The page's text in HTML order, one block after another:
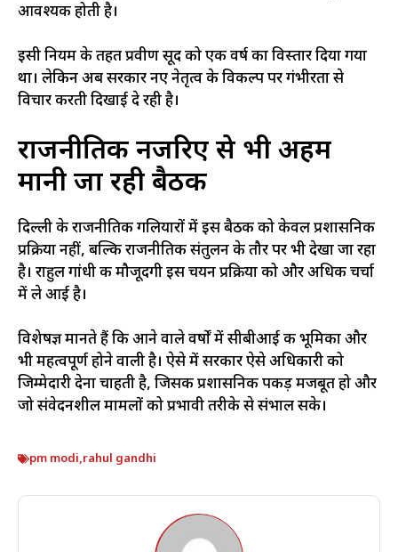
आवश्यक होती है।
इसी नियम के तहत प्रवीण सूद को एक वर्ष का विस्तार दिया गया
था। लेकिन अब सरकार नए नेतृत्व के विकल्प पर गंभीरता से
विचार करती दिखाई दे रही है।
राजनीतिक नजरिए से भी अहम
मानी जा रही बैठक
दिल्ली के राजनीतिक गलियारों में इस बैठक को केवल प्रशासनिक
प्रक्रिया नहीं, बल्कि राजनीतिक संतुलन के तौर पर भी देखा जा रहा
है। राहुल गांधी की मौजूदगी इस चयन प्रक्रिया को और अधिक चर्चा
में ले आई है।
विशेषज्ञ मानते हैं कि आने वाले वर्षों में सीबीआई की भूमिका और
भी महत्वपूर्ण होने वाली है। ऐसे में सरकार ऐसे अधिकारी को
जिम्मेदारी देना चाहती है, जिसकी प्रशासनिक पकड़ मजबूत हो और
जो संवेदनशील मामलों को प्रभावी तरीके से संभाल सके।
pm modi,rahul gandhi